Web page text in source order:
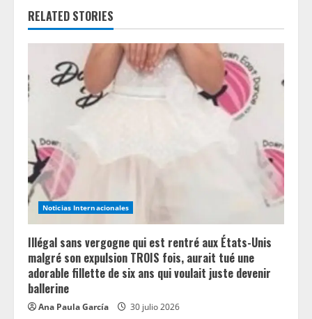
R
a
i
n
g
RELATED STORIES
Noticias Internacionales
Illégal sans vergogne qui est rentré aux États-Unis
malgré son expulsion TROIS fois, aurait tué une
adorable fillette de six ans qui voulait juste devenir
ballerine
Ana Paula García 30 julio 2026